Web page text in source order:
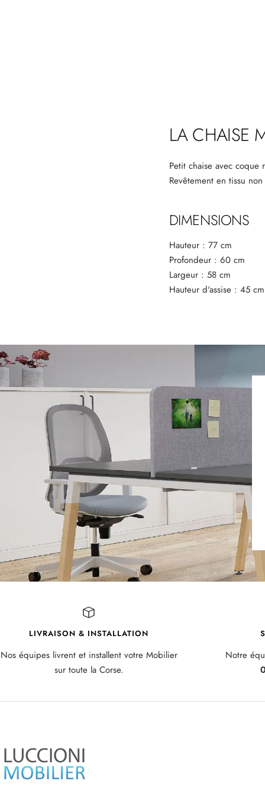
LA CHAISE
Petit chaise avec
Revêtement en tissu
DIMENSIONS
Hauteur : 77 cm
Profondeur : 60 cm
Largeur : 58 cm
Hauteur d'assise : 45 cm
LIVRAISON & INSTALLATION
Nos équipes livrent et installent votre Mobilier
sur toute la Corse.
Notre